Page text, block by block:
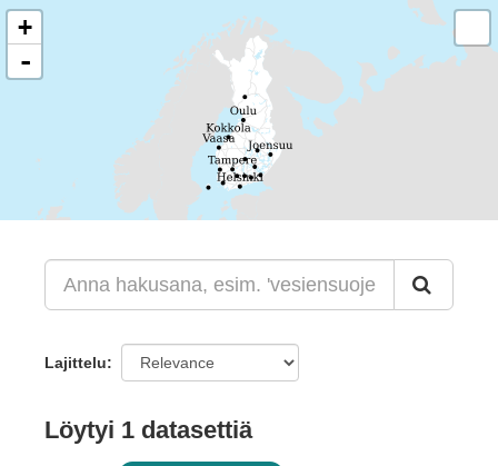
+
-
Lajittelu
Löytyi 1 datasettiä